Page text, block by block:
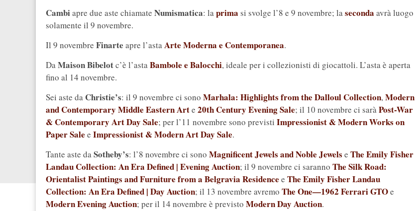
Cambiapre due aste chiamate Numismatica: laprima si svolge l’8 e 9 novembre; laseconda avrà luogo
solamente il 9 novembre.
Il 9 novembre Finarte apre l’astaArte Moderna e Contemporanea.
DaMaison Bibelotc’è l’astaBambole e Balocchi, ideale per i collezionisti di giocattoli. L’asta è aperta
fino al 14 novembre.
Sei aste da Christie’s: il 9 novembre ci sono Marhala: Highlights from the Dalloul Collection,Modern
and Contemporary Middle Eastern Arte 20th Century Evening Sale; il 10 novembre ci saràPost-War
& Contemporary Art Day Sale; per l’11 novembre sono previsti Impressionist & Modern Works on
Paper Sale e Impressionist & Modern Art Day Sale.
Tante aste daSotheby’s: l’8 novembre ci sono Magnificent Jewels and Noble Jewels e The Emily Fisher
Landau Collection: An Era Defined | Evening Auction; il 9 novembre ci saranno The Silk Road:
Orientalist Paintings and Furniture from a Belgravia Residence e The Emily Fisher Landau
Collection: An Era Defined | Day Auction; il 13 novembre avremo The One—1962 Ferrari GTOe
Modern Evening Auction; per il 14 novembre è previsto Modern Day Auction.